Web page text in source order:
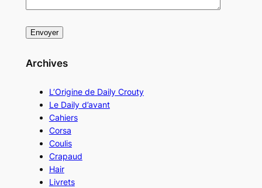
Archives
L’Origine de Daily Crouty
Le Daily d’avant
Cahiers
Corsa
Coulis
Crapaud
Hair
Livrets